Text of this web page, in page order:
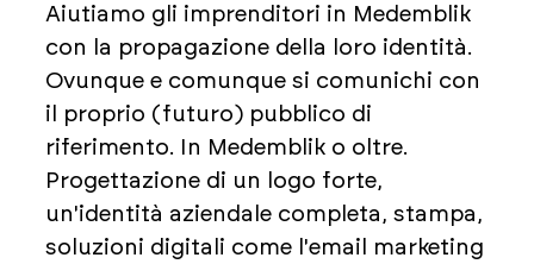
Aiutiamo gli imprenditori in Medemblik
con la propagazione della loro identità.
Ovunque e comunque si comunichi con
il proprio (futuro) pubblico di
riferimento. In Medemblik o oltre.
Progettazione di un logo forte,
un'identità aziendale completa, stampa,
soluzioni digitali come l'email marketing